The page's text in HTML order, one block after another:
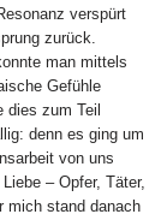
verspürt
zurück.
man mittels
Gefühle
dies zum Teil
denn es ging um
von uns
– Opfer, Täter,
mich stand danach